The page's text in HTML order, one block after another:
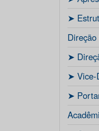
ㅤ➤
ㅤ➤
ㅤ➤
ㅤ➤